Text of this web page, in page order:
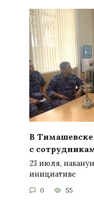
В
с
23 июля,
инициативе
0 55